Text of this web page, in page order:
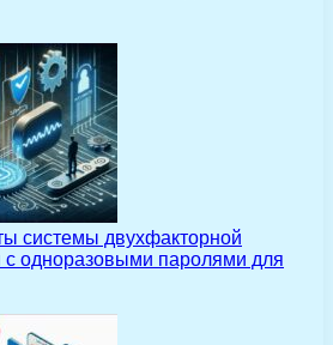
системы двухфакторной
с одноразовыми паролями для